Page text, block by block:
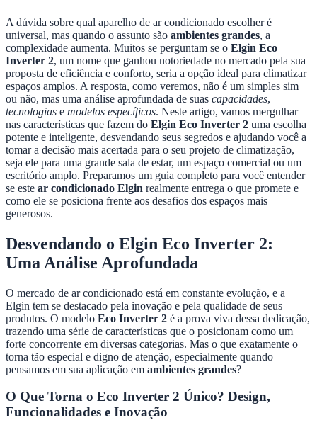
A dúvida sobre qual aparelho de ar condicionado escolher é
universal, mas quando o assunto são ambientes grandes, a
complexidade aumenta. Muitos se perguntam se o Elgin Eco
Inverter 2, um nome que ganhou notoriedade no mercado pela sua
proposta de eficiência e conforto, seria a opção ideal para climatizar
espaços amplos. A resposta, como veremos, não é um simples sim
ou não, mas uma análise aprofundada de suas capacidades,
tecnologias e modelos específicos. Neste artigo, vamos mergulhar
nas características que fazem do Elgin Eco Inverter 2 uma escolha
potente e inteligente, desvendando seus segredos e ajudando você a
tomar a decisão mais acertada para o seu projeto de climatização,
seja ele para uma grande sala de estar, um espaço comercial ou um
escritório amplo. Preparamos um guia completo para você entender
se este ar condicionado Elgin realmente entrega o que promete e
como ele se posiciona frente aos desafios dos espaços mais
generosos.
Desvendando o Elgin Eco Inverter 2:
Uma Análise Aprofundada
O mercado de ar condicionado está em constante evolução, e a
Elgin tem se destacado pela inovação e pela qualidade de seus
produtos. O modelo Eco Inverter 2 é a prova viva dessa dedicação,
trazendo uma série de características que o posicionam como um
forte concorrente em diversas categorias. Mas o que exatamente o
torna tão especial e digno de atenção, especialmente quando
pensamos em sua aplicação em ambientes grandes?
O Que Torna o Eco Inverter 2 Único? Design,
Funcionalidades e Inovação